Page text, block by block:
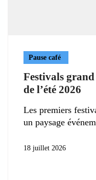
Pause café
Festivals
de l’été 2026
Les premiers
un paysage
18 juillet 2026